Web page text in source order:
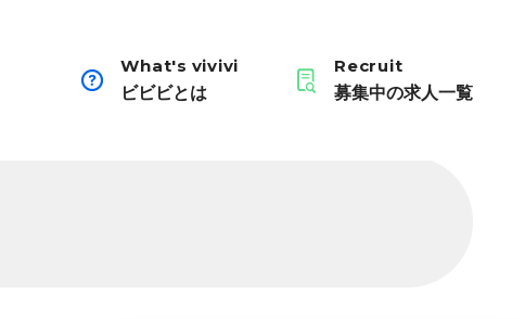
What's vivivi
ビビビとは
Recruit
募集中の求人一覧